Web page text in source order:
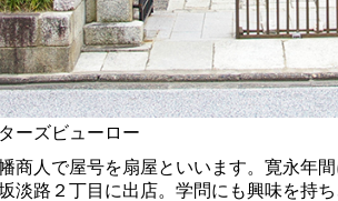
ーズビューロー
商人で屋号を扇屋といいます。寛永年
淡路２丁目に出店。学問にも興味を持